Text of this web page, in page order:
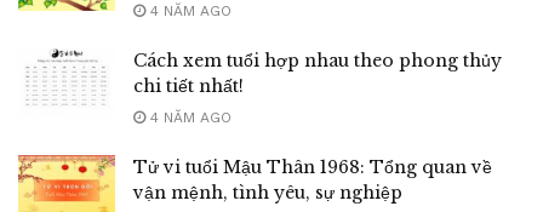
4 NĂM AGO
Cách xem tuổi hợp nhau theo phong thủy
chi tiết nhất!
4 NĂM AGO
Tử vi tuổi Mậu Thân 1968: Tổng quan về
vận mệnh, tình yêu, sự nghiệp